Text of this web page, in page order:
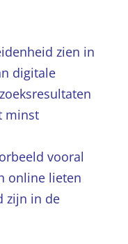
zien in
digitale
minst
vooral
online lieten
zijn in de